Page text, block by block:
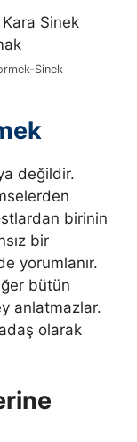
Sinek
değildir.
birinin
bir
yorumlanır.
bütün
anlatmazlar.
olarak